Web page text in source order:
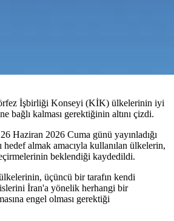
İşbirliği Konseyi (KİK) ülkelerinin iyi
bağlı kalması gerektiğinin altını çizdi.
Haziran 2026 Cuma günü yayınladığı
hedef almak amacıyla kullanılan ülkelerin,
beklendiği kaydedildi.
üçüncü bir tarafın kendi
İran'a yönelik herhangi bir
engel olması gerektiği